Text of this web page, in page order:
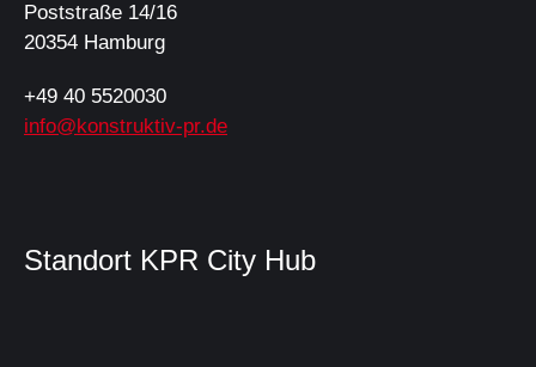
Poststraße 14/16
20354 Hamburg
+49 40 5520030
info@konstruktiv-pr.de
Standort KPR City Hub